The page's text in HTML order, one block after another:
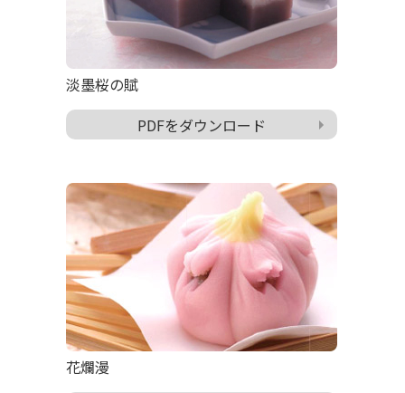
淡墨桜の賦
PDFをダウンロード
花爛漫